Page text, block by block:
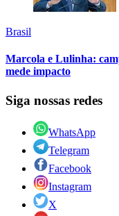
Brasil
Marcola e Lulinha:
mede impacto
Siga nossas redes
WhatsApp
Telegram
Facebook
Instagram
X